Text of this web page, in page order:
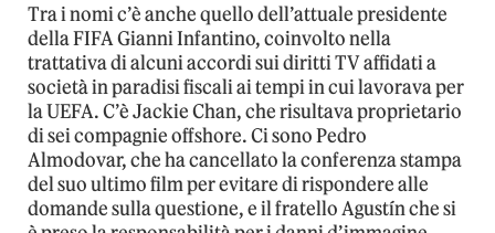
Tra i nomi c’è anche quello dell’attuale presidente
della FIFA Gianni Infantino, coinvolto nella
trattativa di alcuni accordi sui diritti TV affidati a
società in paradisi fiscali ai tempi in cui lavorava per
la UEFA. C’è Jackie Chan, che risultava proprietario
di sei compagnie offshore. Ci sono Pedro
Almodovar, che ha cancellato la conferenza stampa
del suo ultimo film per evitare di rispondere alle
domande sulla questione, e il fratello Agustín che si